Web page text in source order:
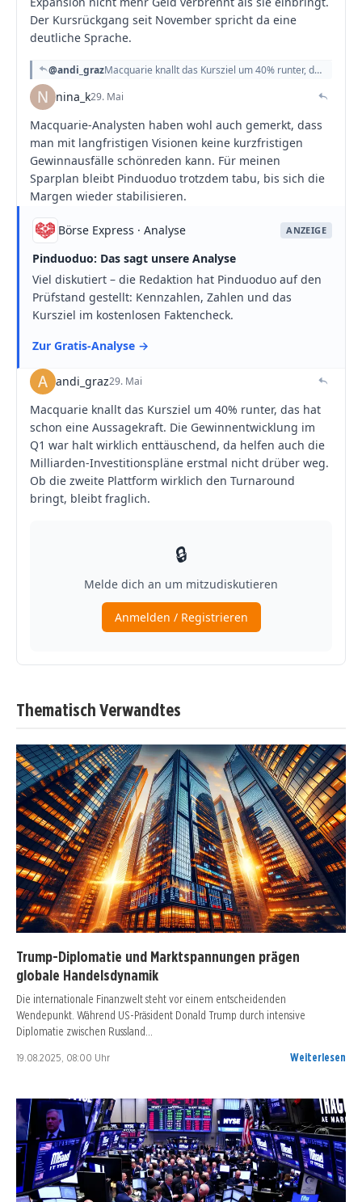
Thematisch Verwandtes
Trump-Diplomatie und Marktspannungen prägen
globale Handelsdynamik
Die internationale Finanzwelt steht vor einem entscheidenden
Wendepunkt. Während US-Präsident Donald Trump durch intensive
Diplomatie zwischen Russland…
19.08.2025, 08:00 Uhr Weiterlesen